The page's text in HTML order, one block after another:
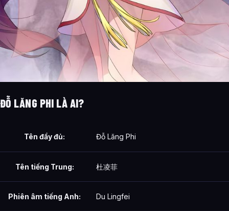
ĐỖ LĂNG PHI LÀ AI?
Tên đầy đủ: Đỗ Lăng Phi
Tên tiếng Trung: 杜凌菲
Phiên âm tiếng Anh: Du Lingfei